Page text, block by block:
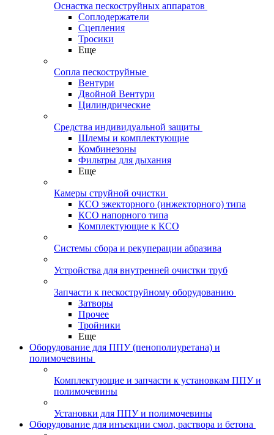
Оснастка пескоструйных аппаратов
Соплодержатели
Сцепления
Тросики
Еще
Сопла пескоструйные
Вентури
Двойной Вентури
Цилиндрические
Средства индивидуальной защиты
Шлемы и комплектующие
Комбинезоны
Фильтры для дыхания
Еще
Камеры струйной очистки
КСО эжекторного (инжекторного) типа
КСО напорного типа
Комплектующие к КСО
Системы сбора и рекуперации абразива
Устройства для внутренней очистки труб
Запчасти к пескоструйному оборудованию
Затворы
Прочее
Тройники
Еще
Оборудование для ППУ (пенополиуретана) и
полимочевины
Комплектующие и запчасти к установкам ППУ и
полимочевины
Установки для ППУ и полимочевины
Оборудование для инъекции смол, раствора и бетона